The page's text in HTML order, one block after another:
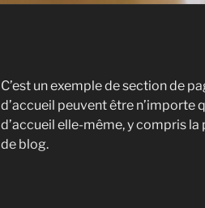
C’est un exemple de section de
d’accueil peuvent être n’importe
d’accueil elle-même, y compris
de blog.